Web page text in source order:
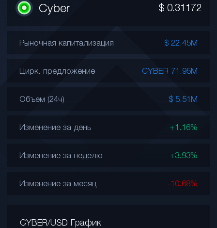
Cyber $ 0.31172
Рыночная капитализация $ 22.45M
Цирк. предложение CYBER 71.95M
Объем (24ч) $ 5.51M
Изменение за день +1.16%
Изменение за неделю +3.93%
Изменение за месяц -10.68%
CYBER/USD График